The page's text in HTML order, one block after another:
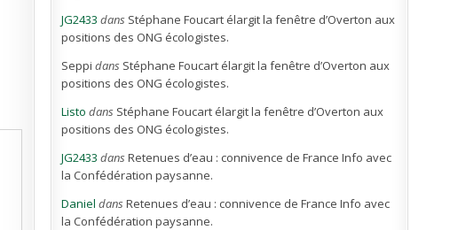
JG2433 dans Stéphane Foucart élargit la fenêtre d’Overton aux
positions des ONG écologistes.
Seppi dans Stéphane Foucart élargit la fenêtre d’Overton aux
positions des ONG écologistes.
Listo dans Stéphane Foucart élargit la fenêtre d’Overton aux
positions des ONG écologistes.
JG2433 dansRetenues d’eau : connivence de France Info avec
la Confédération paysanne.
Daniel dansRetenues d’eau : connivence de France Info avec
la Confédération paysanne.